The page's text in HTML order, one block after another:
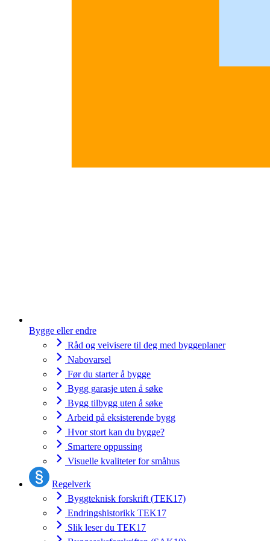
Bygge eller endre
Råd og veivisere til deg med byggeplaner
Nabovarsel
Før du starter å bygge
Bygg garasje uten å søke
Bygg tilbygg uten å søke
Arbeid på eksisterende bygg
Hvor stort kan du bygge?
Smartere oppussing
Visuelle kvaliteter for småhus
Regelverk
Byggteknisk forskrift (TEK17)
Endringshistorikk TEK17
Slik leser du TEK17